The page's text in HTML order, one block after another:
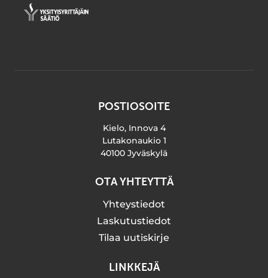
POSTIOSOITE
Kielo, Innova 4
Lutakonaukio 1
40100 Jyväskylä
OTA YHTEYTTÄ
Yhteystiedot
Laskutustiedot
Tilaa uutiskirje
LINKKEJÄ